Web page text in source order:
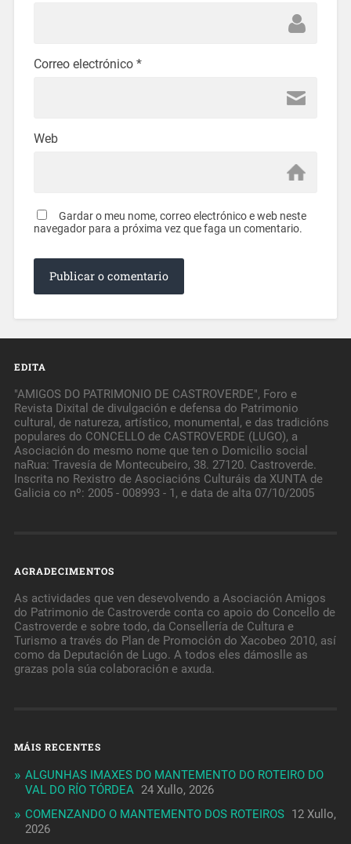
Correo electrónico *
Web
Gardar o meu nome, correo electrónico e web neste
navegador para a próxima vez que faga un comentario.
EDITA
"AMIGOS DO PATRIMONIO DE CASTROVERDE", Foro e
Revista Dixital de divulgación e defensa do Patrimonio
cultural, de natureza, artístico, monumental, e das tradicións
populares do CONCELLO de CASTROVERDE (LUGO), a
Asociación do mesmo nome que ten o Domicilio social
naRua: Travesía de Montecubeiro, 38. 27120. Castroverde.
Inscrita no Rexistro de Asociacións Culturáis da XUNTA de
Galicia co nº: 2005 - 008993 - 1, e data de alta 07/10/2005
AGRADECIMENTOS
As actividades que ven desevolvendo a Asociación Amigos
do Patrimonio de Castroverde conta co apoio do Concello de
Castroverde e sobre todo, da Consellería de Cultura e
Turismo a través do Plan de Promoción do Xacobeo 2010, así
como da Deputación de Lugo. A todos eles dámoslle as
grazas pola súa colaboración e axuda.
MÁIS RECENTES
ALGUNHAS IMAXES DO MANTEMENTO DO ROTEIRO DO
VAL DO RÍO TÓRDEA 24 Xullo, 2026
COMENZANDO O MANTEMENTO DOS ROTEIROS 12 Xullo,
2026